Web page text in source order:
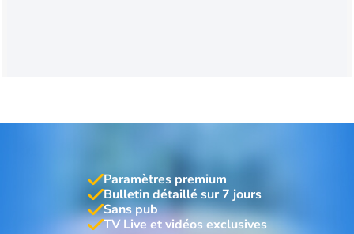
Paramètres premium
Bulletin détaillé sur 7 jours
Sans pub
TV Live et vidéos exclusives